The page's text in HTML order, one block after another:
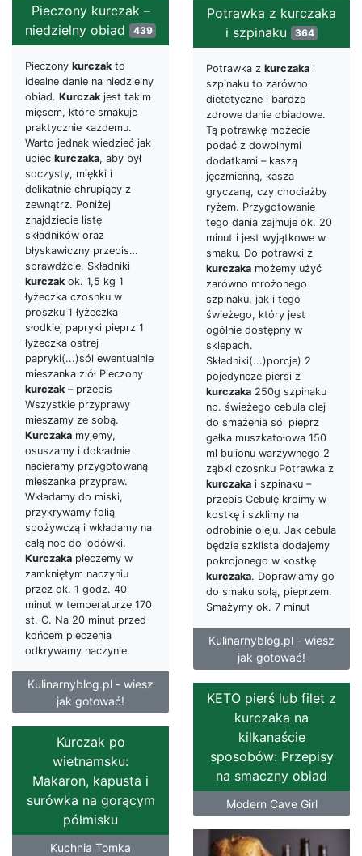
Pieczony kurczak –
niedzielny obiad
439
Pieczony kurczakto
idealne danie na niedzielny
obiad. Kurczakjest takim
mięsem, które smakuje
praktycznie każdemu.
Warto jednak wiedzieć jak
upiec kurczaka, aby był
soczysty, miękki i
delikatnie chrupiący z
zewnątrz. Poniżej
znajdziecie listę
składników oraz
błyskawiczny przepis…
sprawdźcie. Składniki
kurczakok. 1,5 kg 1
łyżeczka czosnku w
proszku 1 łyżeczka
słodkiej papryki pieprz 1
łyżeczka ostrej
papryki(...)sól ewentualnie
mieszanka ziół Pieczony
kurczak– przepis
Wszystkie przyprawy
mieszamy ze sobą.
Kurczaka myjemy,
osuszamy i dokładnie
nacieramy przygotowaną
mieszanka przypraw.
Wkładamy do miski,
przykrywamy folią
spożywczą i wkładamy na
całą noc do lodówki.
Kurczaka pieczemy w
zamkniętym naczyniu
przez ok. 1 godz. 40
minut w temperaturze 170
st. C. Na 20 minut przed
końcem pieczenia
odkrywamy naczynie
Kulinarnyblog.pl - wiesz
jak gotować!
Potrawka z kurczaka
i szpinaku
364
Potrawka z kurczaka i
szpinaku to zarówno
dietetyczne i bardzo
zdrowe danie obiadowe.
Tą potrawkę możecie
podać z dowolnymi
dodatkami – kaszą
jęczmienną, kasza
gryczaną, czy chociażby
ryżem. Przygotowanie
tego dania zajmuje ok. 20
minut i jest wyjątkowe w
smaku. Do potrawki z
kurczaka możemy użyć
zarówno mrożonego
szpinaku, jak i tego
świeżego, który jest
ogólnie dostępny w
sklepach.
Składniki(...)porcje) 2
pojedyncze piersi z
kurczaka 250g szpinaku
np. świeżego cebula olej
do smażenia sól pieprz
gałka muszkatołowa 150
ml bulionu warzywnego 2
ząbki czosnku Potrawka z
kurczaka i szpinaku –
przepis Cebulę kroimy w
kostkę i szklimy na
odrobinie oleju. Jak cebula
będzie szklista dodajemy
pokrojonego w kostkę
kurczaka. Doprawiamy go
do smaku solą, pieprzem.
Smażymy ok. 7 minut
Kulinarnyblog.pl - wiesz
jak gotować!
KETO pierś lub filet z
kurczaka na
kilkanaście
sposobów: Przepisy
na smaczny obiad
Modern Cave Girl
Kurczak po
wietnamsku:
Makaron, kapusta i
surówka na gorącym
półmisku
Kuchnia Tomka